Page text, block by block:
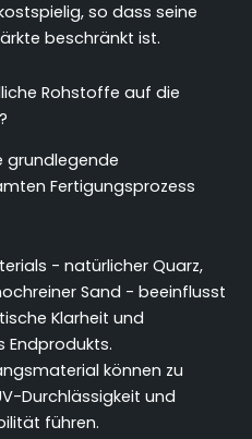
so dass seine
beschränkt ist.
Rohstoffe auf die
grundlegende
Fertigungsprozess
- natürlicher Quarz,
Sand - beeinflusst
Klarheit und
Endprodukts.
können zu
Durchlässigkeit und
führen.